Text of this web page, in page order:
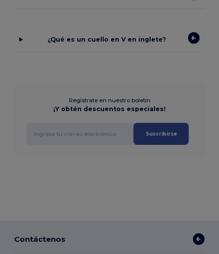
¿Qué es un cuello en V en inglete?
Regístrate en nuestro boletín
¡Y obtén descuentos especiales!
Suscribirse
Contáctenos